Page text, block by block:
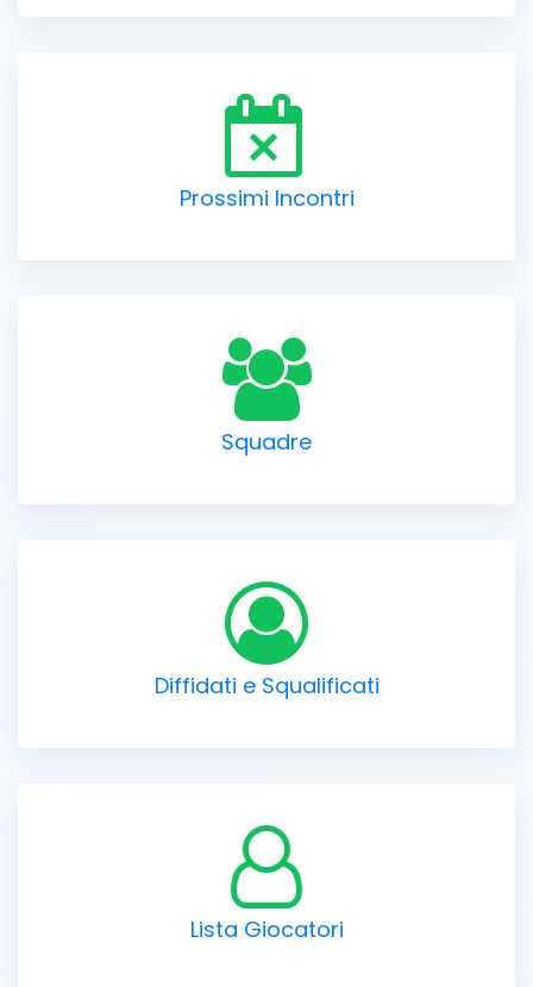
Prossimi Incontri
Squadre
Diffidati e Squalificati
Lista Giocatori